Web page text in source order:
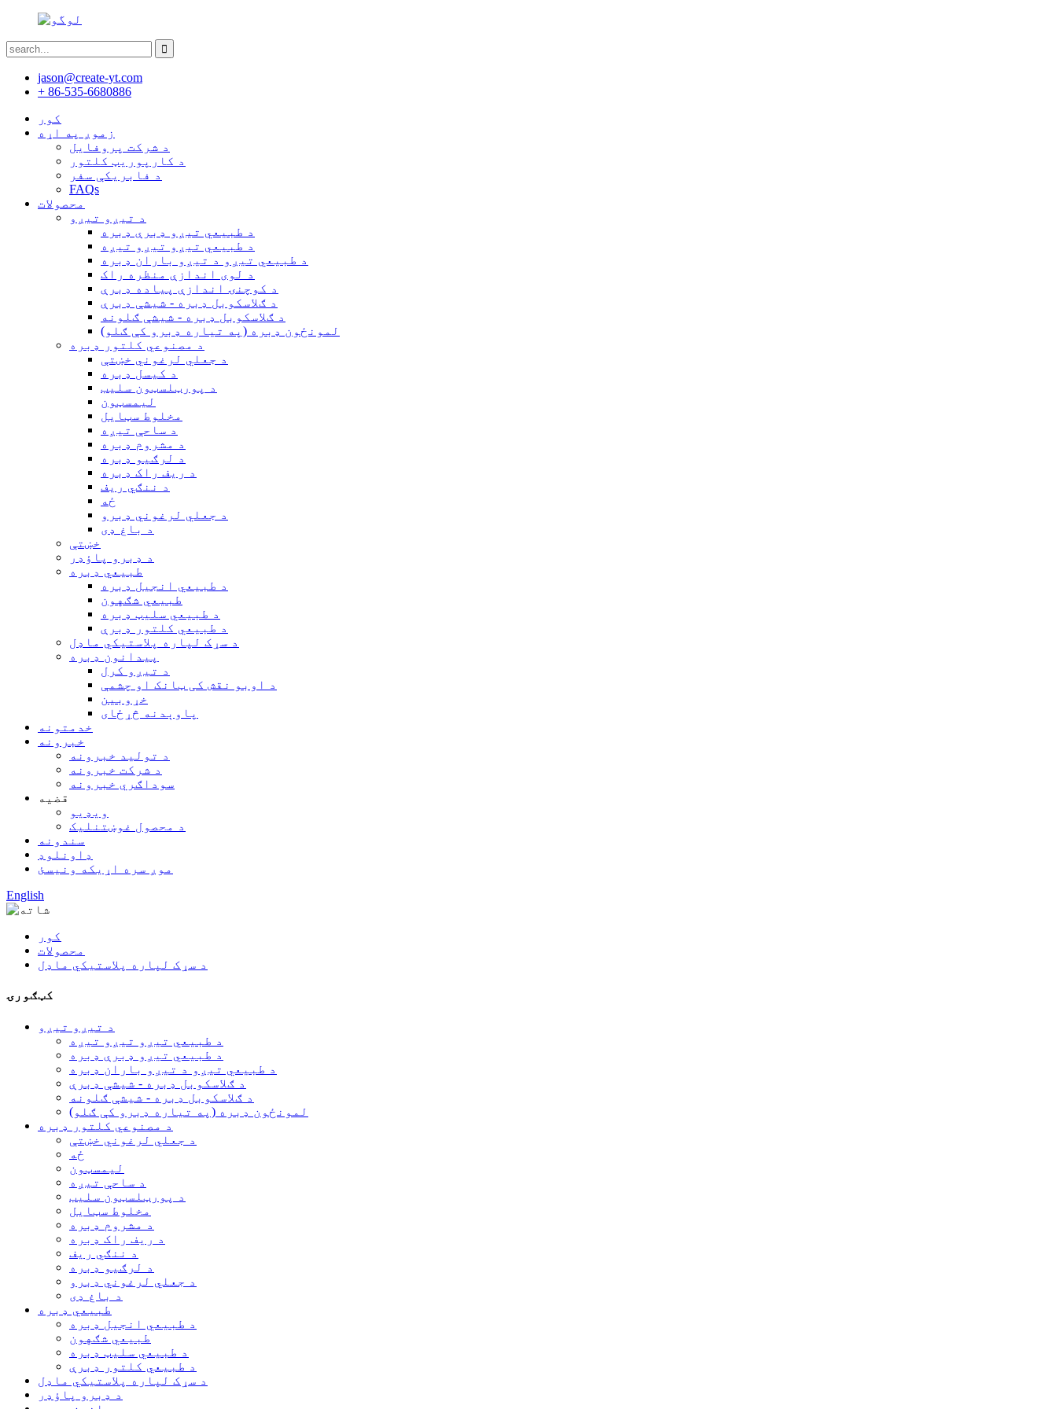
jason@create-yt.com
+ 86-535-6680886
کور
زموږ په اړه
د شرکت پروفایل
د کارپوریټ کلتور
د فابریکې سفر
FAQs
محصولات
د تیږو تیږو
د طبیعي تیږو ډبرې ډبره
د طبیعي تیږو تیږو تیږه
د طبیعي تیږو د تیږو باران ډبره
د لوی اندازې منظره راک
د کوچنۍ اندازې پیاده ډبرې
د ګلاسکوبل ډبره - شیشې ډبرې
د ګلاسکوبل ډبره - شیشې ګلونه
لمونځون ډبره (په تیاره ډبرو کې ګلو)
د مصنوعي کلتور ډبره
د جعلي لرغوني خښتې
د کیسل ډبره
د پورټلسټون سلیب
لیمسټون
مخلوط سټایل
د ساحې تیږه
د مشروم ډبره
د لرګیو ډبره
د ریف راک ډبره
د ننګي ریف
ځه
د جعلي لرغوني ډبرو
د باغ ډی
خښتې
د ډبرو پاؤډر
طبیعي ډبره
د طبیعي انجیل ډبره
طبیعي شګهون
د طبیعي سلیټ ډبره
د طبیعي کلتور ډبرې
د سړک لپاره پلاستيکي ماډل
پیدانون ډبره
د تیږو کرل
د اوبو نقش کی ټانک او چشمې
خړوبین
پاوېدنه څړځای
خدمتونه
خبرونه
د تولید خبرونه
د شرکت خبرونه
سوداګري خبرونه
قضیه
ویډیو
د محصول غوښتنلیک
سندونه
ډاونلوډ
موږ سره اړیکه ونیسئ
English
کور
محصولات
د سړک لپاره پلاستيکي ماډل
کټګورۍ
د تیږو تیږو
د طبیعي تیږو تیږو تیږه
د طبیعي تیږو ډبرې ډبره
د طبیعي تیږو د تیږو باران ډبره
د ګلاسکوبل ډبره - شیشې ډبرې
د ګلاسکوبل ډبره - شیشې ګلونه
لمونځون ډبره (په تیاره ډبرو کې ګلو)
د مصنوعي کلتور ډبره
د جعلي لرغوني خښتې
ځه
لیمسټون
د ساحې تیږه
د پورټلسټون سلیب
مخلوط سټایل
د مشروم ډبره
د ریف راک ډبره
د ننګي ریف
د لرګیو ډبره
د جعلي لرغوني ډبرو
د باغ ډی
طبیعي ډبره
د طبیعي انجیل ډبره
طبیعي شګهون
د طبیعي سلیټ ډبره
د طبیعي کلتور ډبرې
د سړک لپاره پلاستيکي ماډل
د ډبرو پاؤډر